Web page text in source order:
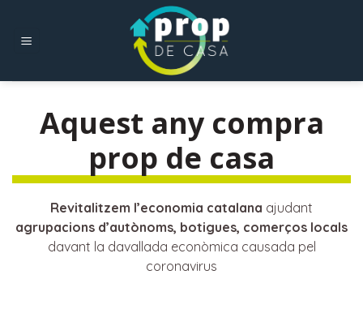
content
Aquest any compra
prop de casa
Revitalitzem l’economia catalana ajudant
agrupacions d’autònoms, botigues, comerços locals
davant la davallada econòmica causada pel
coronavirus